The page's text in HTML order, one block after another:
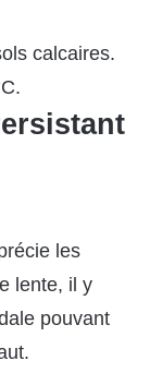
calcaires.
les
lente, il y
pouvant